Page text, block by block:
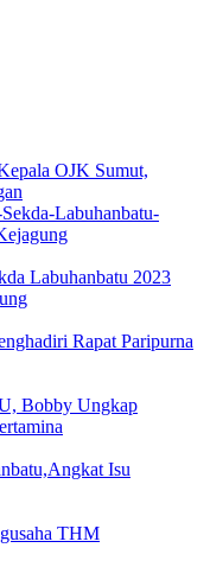
OJK Sumut,
Labuhanbatu 2023
Rapat Paripurna
Bobby Ungkap
Isu
THM